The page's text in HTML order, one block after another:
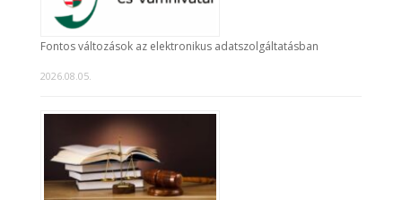
Fontos változások az elektronikus adatszolgáltatásban
2026.08.05.